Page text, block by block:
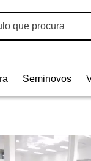
Seminovos